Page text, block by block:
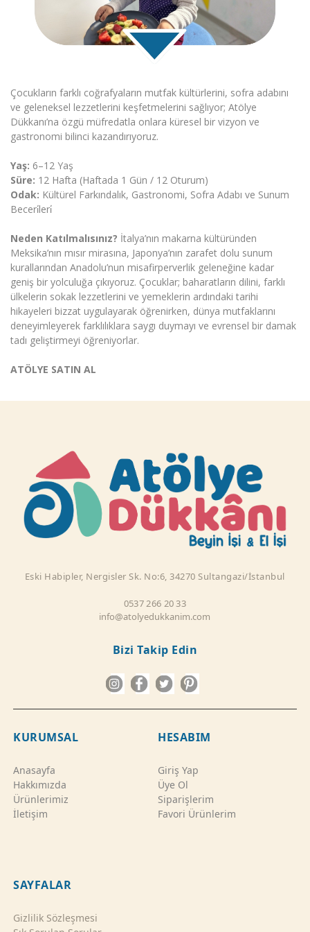
Çocukların farklı coğrafyaların mutfak kültürlerini, sofra adabını
ve geleneksel lezzetlerini keşfetmelerini sağlıyor; Atölye
Dükkanı’na özgü müfredatla onlara küresel bir vizyon ve
gastronomi bilinci kazandırıyoruz.
Yaş: 6–12 Yaş
Süre: 12 Hafta (Haftada 1 Gün / 12 Oturum)
Odak: Kültürel Farkındalık, Gastronomi, Sofra Adabı ve Sunum
Beceri̇leri̇
Neden Katılmalısınız? İtalya’nın makarna kültüründen
Meksika’nın mısır mirasına, Japonya’nın zarafet dolu sunum
kurallarından Anadolu’nun misafirperverlik geleneğine kadar
geniş bir yolculuğa çıkıyoruz. Çocuklar; baharatların dilini, farklı
ülkelerin sokak lezzetlerini ve yemeklerin ardındaki tarihi
hikayeleri bizzat uygulayarak öğrenirken, dünya mutfaklarını
deneyimleyerek farklılıklara saygı duymayı ve evrensel bir damak
tadı geliştirmeyi öğreniyorlar.
ATÖLYE SATIN AL
Eski Habipler, Nergisler Sk. No:6, 34270 Sultangazi/İstanbul
0537 266 20 33
info@atolyedukkanim.com
Bizi Takip Edin
KURUMSAL
Anasayfa
Hakkımızda
Ürünlerimiz
İletişim
HESABIM
Giriş Yap
Üye Ol
Siparişlerim
Favori Ürünlerim
SAYFALAR
Gizlilik Sözleşmesi